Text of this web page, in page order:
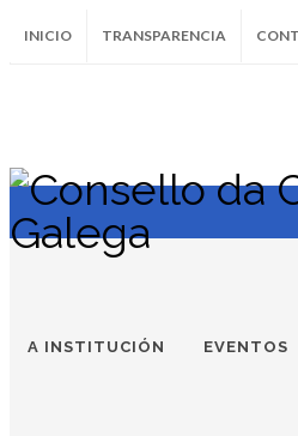
INICIO TRANSPARENCIA
Instagram
A INSTITUCIÓN EVENTOS